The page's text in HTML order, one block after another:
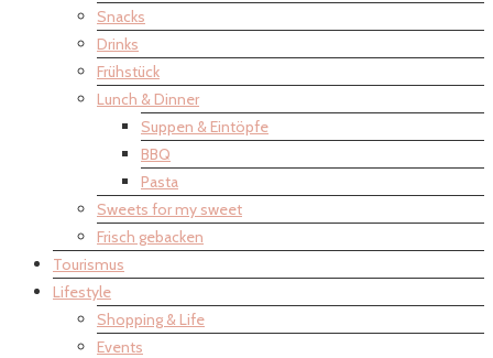
Snacks
Drinks
Frühstück
Lunch & Dinner
Suppen & Eintöpfe
BBQ
Pasta
Sweets for my sweet
Frisch gebacken
Tourismus
Lifestyle
Shopping & Life
Events